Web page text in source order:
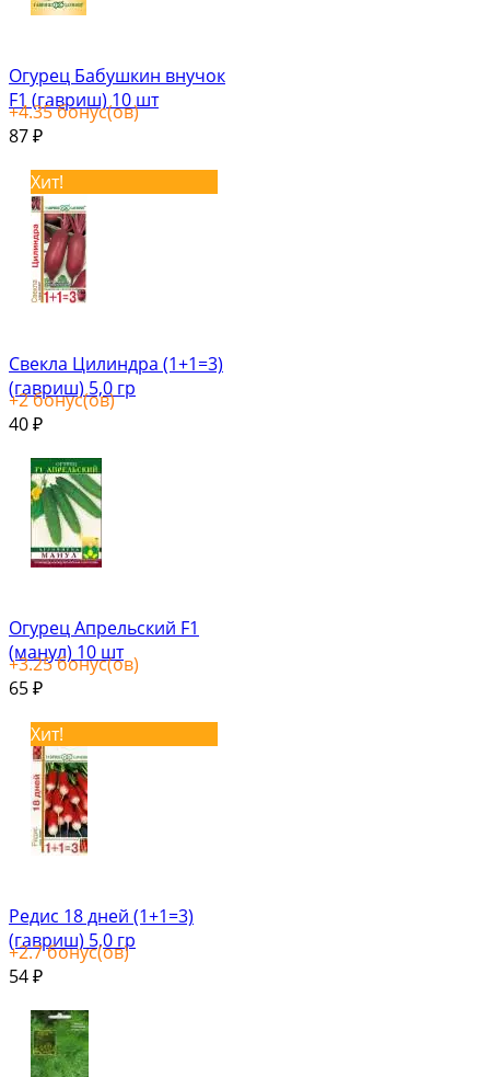
Огурец Бабушкин внучок
F1 (гавриш) 10 шт
+4.35бонус(ов)
87 ₽
Хит!
Свекла Цилиндра (1+1=3)
(гавриш) 5,0 гр
+2бонус(ов)
40 ₽
Огурец Апрельский F1
(манул) 10 шт
+3.25бонус(ов)
65 ₽
Хит!
Редис 18 дней (1+1=3)
(гавриш) 5,0 гр
+2.7бонус(ов)
54 ₽